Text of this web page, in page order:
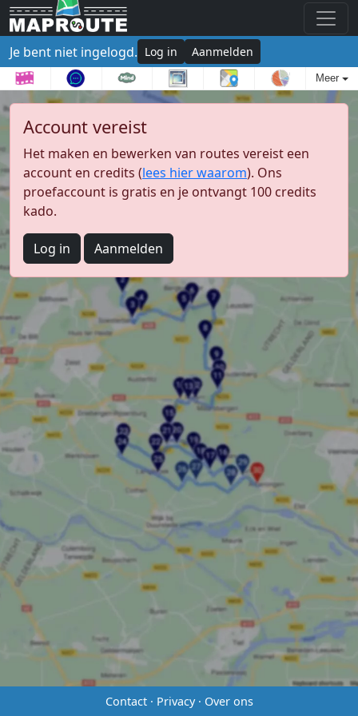
Je bent niet ingelogd. Log in Aanmelden
Meer
Account vereist
Het maken en bewerken van routes vereist een
account en credits (lees hier waarom). Ons
proefaccount is gratis en je ontvangt 100 credits
kado.
Log in Aanmelden
Contact· Privacy· Over ons